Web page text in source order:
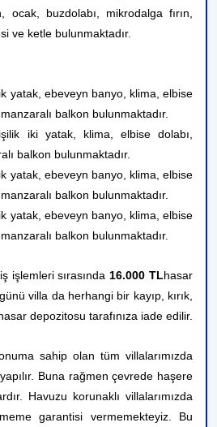
ocak, buzdolabı, mikrodalga fırın,
ve ketle bulunmaktadır.
yatak, ebeveyn banyo, klima, elbise
balkon bulunmaktadır.
iki yatak, klima, elbise dolabı,
balkon bulunmaktadır.
yatak, ebeveyn banyo, klima, elbise
balkon bulunmaktadır.
yatak, ebeveyn banyo, klima, elbise
balkon bulunmaktadır.
işlemleri sırasında 16.000 TLhasar
villa da herhangi bir kayıp, kırık,
depozitosu tarafınıza iade edilir.
sahip olan tüm villalarımızda
Buna rağmen çevrede haşere
Havuzu korunaklı villalarımızda
garantisi vermemekteyiz. Bu